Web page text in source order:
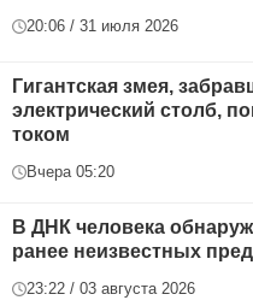
20:06 / 31 июля 2026
Гигантская змея,
электрический столб,
током
Вчера 05:20
В ДНК человека
ранее неизвестных
23:22 / 03 августа 2026